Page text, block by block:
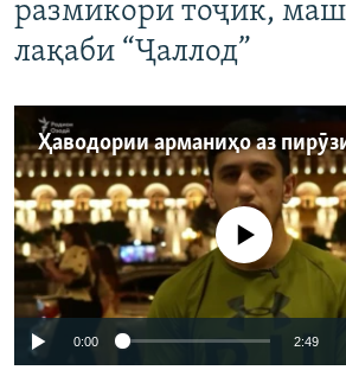
размикори тоҷик,
лақаби “Ҷаллод”
Феълан кор
0:00 2:49